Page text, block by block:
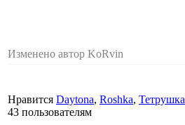
Изменено автор KoRvin
Нравится Daytona, Roshka, Тетрушка
43 пользователям